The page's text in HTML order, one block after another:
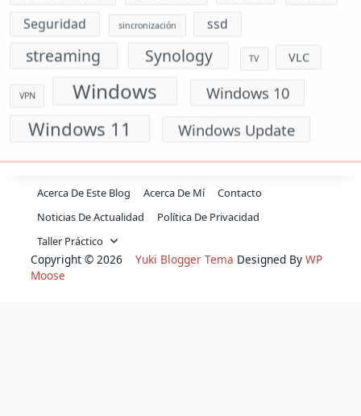
streaming Synology
VPN Windows Windows 10
Windows 11 Windows Update
Acerca De Este Blog Acerca De Mí
Contacto
Noticias De Actualidad
Política De Privacidad
Taller Práctico
Copyright © 2026 Yuki Blogger Tema Designed By WP
Moose